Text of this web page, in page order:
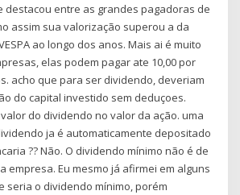
destacou entre as grandes pagadoras de
assim sua valorização superou a da
ao longo dos anos. Mais ai é muito
elas podem pagar ate 10,00 por
acho que para ser dividendo, deveriam
do capital investido sem deduçoes.
do dividendo no valor da ação. uma
ja é automaticamente depositado
?? Não. O dividendo mínimo não é de
empresa. Eu mesmo já afirmei em alguns
seria o dividendo mínimo, porém